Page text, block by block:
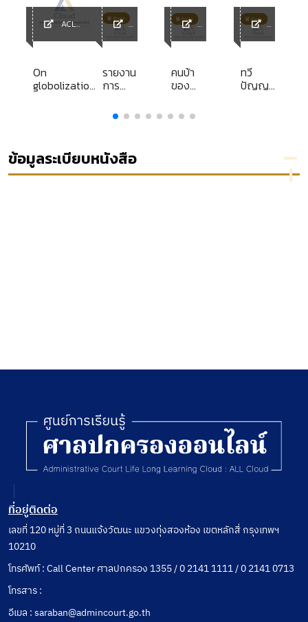
On
globolization
รายงาน
การ
เหตุแห่ง
คนบ้า
ของ
ทวี
ปัญญา
ข้อมูลระเบียบหนังสือ
ที่อยู่ติดต่อ
เลขที่ 120 หมู่ที่ 3 ถนนแจ้งวัฒนะ แขวงทุ่งสองห้อง เขตหลักสี่ กรุงเทพฯ
10210
โทรศัพท์ : Call Center ศาลปกครอง 1355 / 0 2141 1111 / 0 2141 0713
โทรสาร :
อีเมล : saraban@admincourt.go.th